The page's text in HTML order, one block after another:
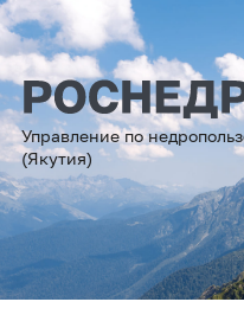
Управление по
(Якутия)